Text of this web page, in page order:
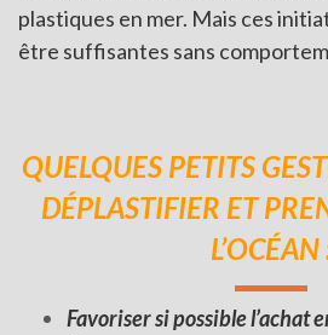
plastiques en mer. Mais ces
être suffisantes sans
QUELQUES PETITS
DÉPLASTIFIER ET
L’OCÉAN
Favoriser si possible l’achat